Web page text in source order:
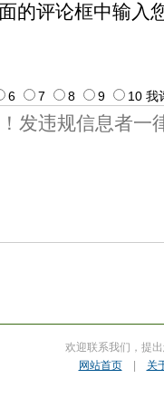
的评论框中输入
6 7 8 9 10 我
欢迎联系我们，提
网站首页| 关